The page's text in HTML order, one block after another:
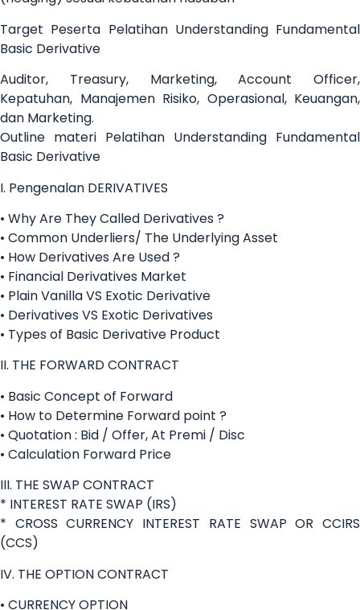
Target Peserta Pelatihan Understanding Fundamental
Basic Derivative
Auditor, Treasury, Marketing, Account Officer,
Kepatuhan, Manajemen Risiko, Operasional, Keuangan,
dan Marketing.
Outline materi Pelatihan Understanding Fundamental
Basic Derivative
I. Pengenalan DERIVATIVES
• Why Are They Called Derivatives ?
• Common Underliers/ The Underlying Asset
• How Derivatives Are Used ?
• Financial Derivatives Market
• Plain Vanilla VS Exotic Derivative
• Derivatives VS Exotic Derivatives
• Types of Basic Derivative Product
II. THE FORWARD CONTRACT
• Basic Concept of Forward
• How to Determine Forward point ?
• Quotation : Bid / Offer, At Premi / Disc
• Calculation Forward Price
III. THE SWAP CONTRACT
* INTEREST RATE SWAP (IRS)
* CROSS CURRENCY INTEREST RATE SWAP OR CCIRS
(CCS)
IV. THE OPTION CONTRACT
• CURRENCY OPTION